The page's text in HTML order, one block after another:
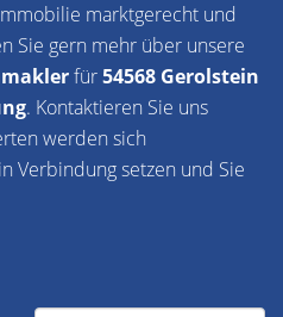
marktgerecht und
Sie gern mehr über unsere
für54568 Gerolstein
. Kontaktieren Sie uns
werden sich
Verbindung setzen und Sie